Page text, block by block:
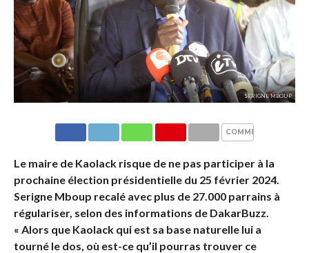
SERIGNE MBOUP
COMMENTAIRES
Le maire de Kaolack risque de ne pas participer à la
prochaine élection présidentielle du 25 février 2024.
Serigne Mboup recalé avec plus de 27.000 parrains à
régulariser, selon des informations de DakarBuzz.
« Alors que Kaolack qui est sa base naturelle lui a
tourné le dos, où est-ce qu’il pourras trouver ce